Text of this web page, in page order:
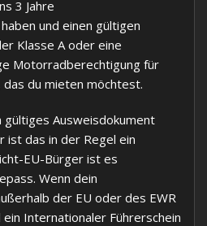
3 Jahre
und einen gültigen
Klasse A oder eine
Motorradberechtigung für
du mieten möchtest.
Ausweisdokument
ist das in der Regel ein
EU-Bürger ist es
Wenn dein
der EU oder des EWR
Internationaler Führerschein